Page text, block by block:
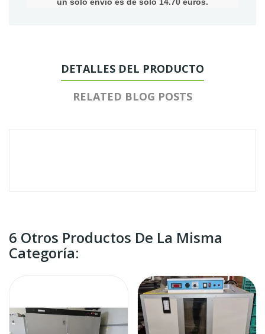
DETALLES DEL PRODUCTO
RELATED BLOG POSTS
6 Otros Productos De La Misma
Categoría: